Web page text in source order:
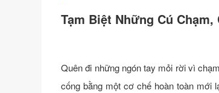
Tạm Biệt Những Cú
Quên đi những ngón tay mỏi rời vì
cống bằng một cơ chế hoàn toàn mới